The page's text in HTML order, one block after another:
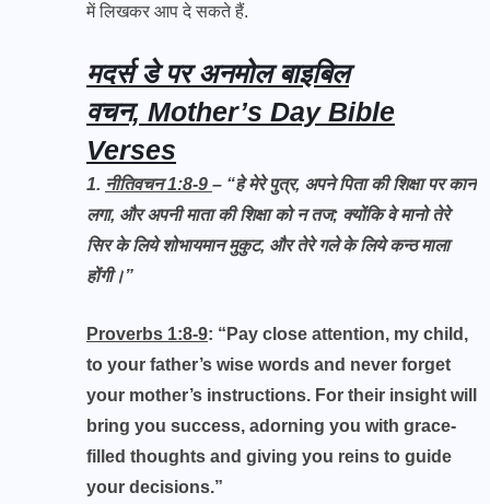
में लिखकर आप दे सकते हैं.
मदर्स डे पर अनमोल बाइबिल
वचन, Mother’s Day Bible
Verses
1. नीतिवचन 1:8-9 – “हे मेरे पुत्र, अपने पिता की शिक्षा पर कान
लगा, और अपनी माता की शिक्षा को न तज; क्योंकि वे मानो तेरे
सिर के लिये शोभायमान मुकुट, और तेरे गले के लिये कन्ठ माला
होंगी।”
Proverbs 1:8-9: “Pay close attention, my child,
to your father’s wise words and never forget
your mother’s instructions. For their insight will
bring you success, adorning you with grace-
filled thoughts and giving you reins to guide
your decisions.”